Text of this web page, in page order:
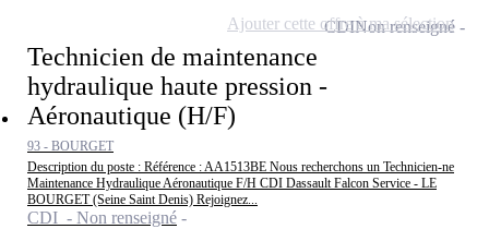
Technicien de maintenance
hydraulique haute pression -
Aéronautique (H/F)
93 - BOURGET
Description du poste : Référence : AA1513BE Nous recherchons un Technicien-ne
Maintenance Hydraulique Aéronautique F/H CDI Dassault Falcon Service - LE
BOURGET (Seine Saint Denis) Rejoignez...
CDI - Non renseigné
CDINon renseigné
Ajouter cette offre à ma sélection